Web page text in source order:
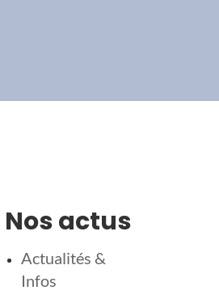
Nos actus
Actualités &
Infos